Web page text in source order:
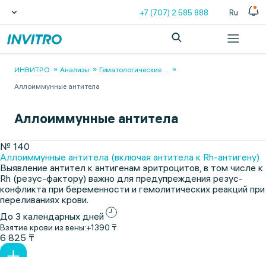
+7 (707) 2 585 888 Ru
ИНВИТРО Анализы Гематологические ...
Аллоиммунные антитела
Аллоиммунные антитела
№ 140
Аллоиммунные антитела (включая антитела к Rh-антигену)
Выявление антител к антигенам эритроцитов, в том числе к
Rh (резус-фактору) важно для предупреждения резус-
конфликта при беременности и гемолитических реакций при
переливаниях крови.
До 3 календарных дней
Взятие крови из вены:+1390 ₸
6 825 ₸